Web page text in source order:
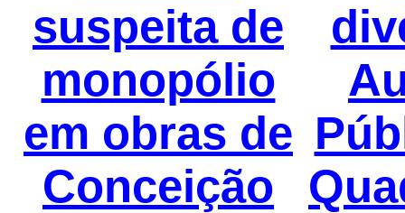
suspeita de
monopólio
em obras de
Conceição